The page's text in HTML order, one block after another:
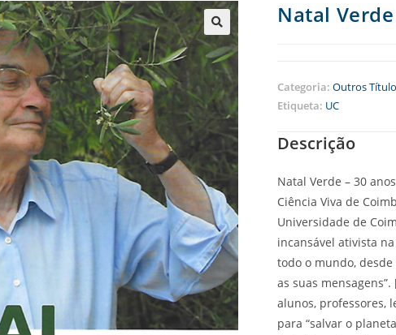
Natal
Categoria: Outros
Etiqueta: UC
Descrição
Natal Verde – 30
Ciência Viva de
Universidade de
incansável ativista
todo o mundo,
as suas
alunos, professores,
para “salvar o